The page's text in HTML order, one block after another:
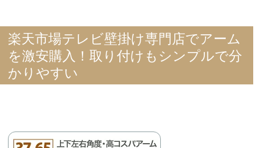
楽天市場テレビ壁掛け専門店でアーム
を激安購入！取り付けもシンプルで分
かりやすい